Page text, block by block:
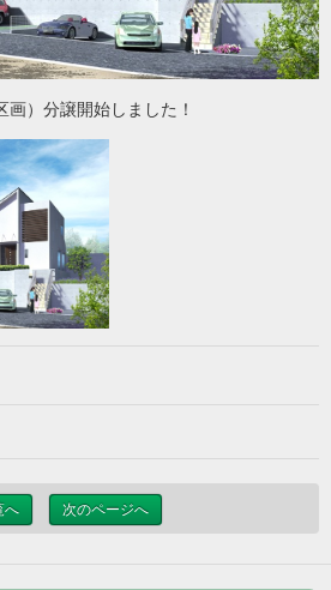
）分譲開始しました！
へ 次のページへ